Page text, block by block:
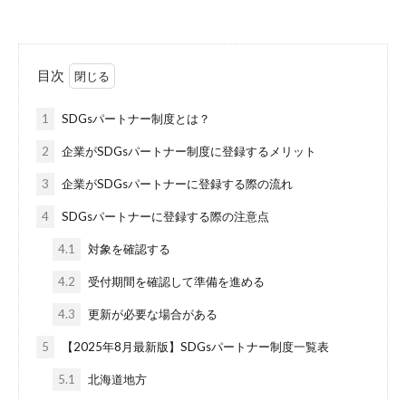
目次
1 SDGsパートナー制度とは？
2 企業がSDGsパートナー制度に登録するメリット
3 企業がSDGsパートナーに登録する際の流れ
4 SDGsパートナーに登録する際の注意点
4.1 対象を確認する
4.2 受付期間を確認して準備を進める
4.3 更新が必要な場合がある
5 【2025年8月最新版】SDGsパートナー制度一覧表
5.1 北海道地方